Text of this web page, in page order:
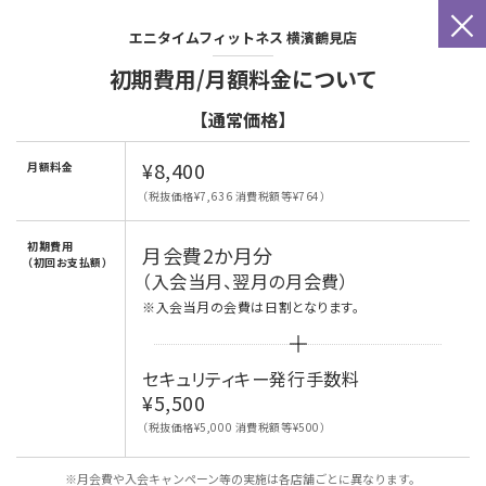
×
エニタイムフィットネス 横濱鶴見店
初期費用/月額料金について
【通常価格】
月額料金 ¥8,400
（税抜価格¥7,636 消費税額等¥764）
初期費用
（初回お支払額）
月会費2か月分
（入会当月、翌月の月会費）
※入会当月の会費は日割となります。
セキュリティキー発行手数料
¥5,500
（税抜価格¥5,000 消費税額等¥500）
※月会費や入会キャンペーン等の実施は各店舗ごとに異なります。